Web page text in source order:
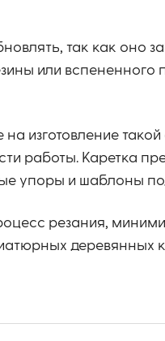
так как оно
или
изготовление
работы. Каретка
упоры и шаблоны
резания,
деревянных